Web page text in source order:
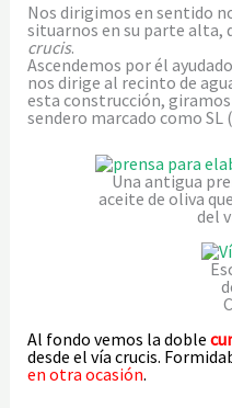
Nos dirigimos en sentido
situarnos en su parte alta,
crucis.
Ascendemos por él
nos dirige al recinto de
esta construcción,
sendero marcado como SL
Una antigua
aceite de oliva
del
Al fondo vemos la doble
desde el vía crucis.
en otra ocasión.